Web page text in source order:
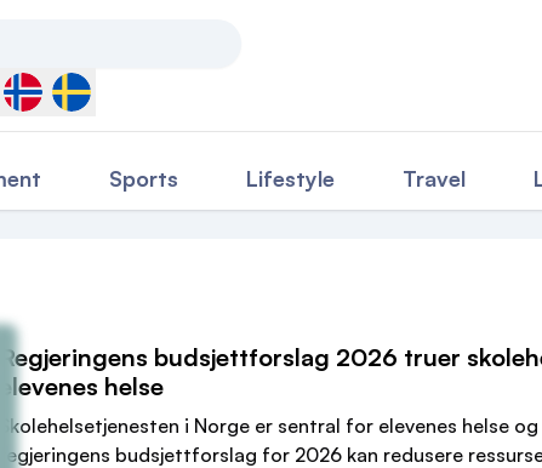
to filter content
Sports Lifestyle Travel
Regjeringens budsjettforslag 2026 truer
elevenes helse
Skolehelsetjenesten i Norge er sentral for elevenes helse
regjeringens budsjettforslag for 2026 kan redusere